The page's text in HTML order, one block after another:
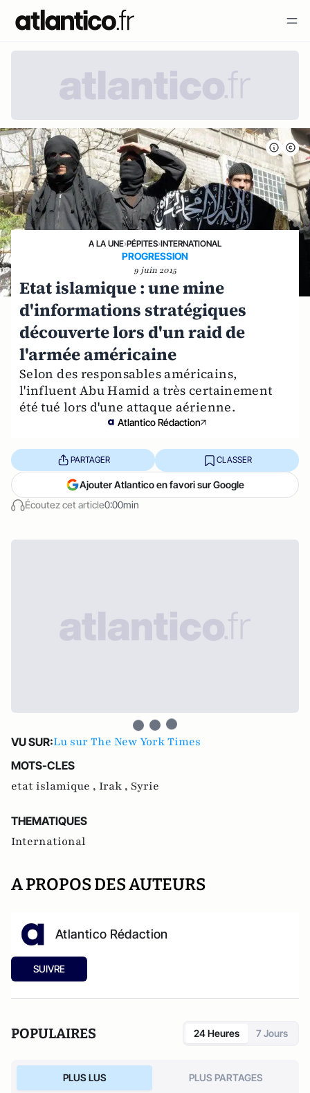
A LA UNE›PÉPITES›INTERNATIONAL
PROGRESSION
9 juin 2015
Etat islamique : une mine
d'informations stratégiques
découverte lors d'un raid de
l'armée américaine
Selon des responsables américains,
l'influent Abu Hamid a très certainement
été tué lors d'une attaque aérienne.
Atlantico Rédaction
Écoutez cet article0:00min
PARTAGER CLASSER
Ajouter Atlantico en favori sur Google
VU SUR:Lu sur The New York Times
MOTS-CLES
etat islamique , Irak , Syrie
THEMATIQUES
International
A PROPOS DES AUTEURS
Atlantico Rédaction
SUIVRE
POPULAIRES 24 Heures 7 Jours
PLUS LUS PLUS PARTAGES